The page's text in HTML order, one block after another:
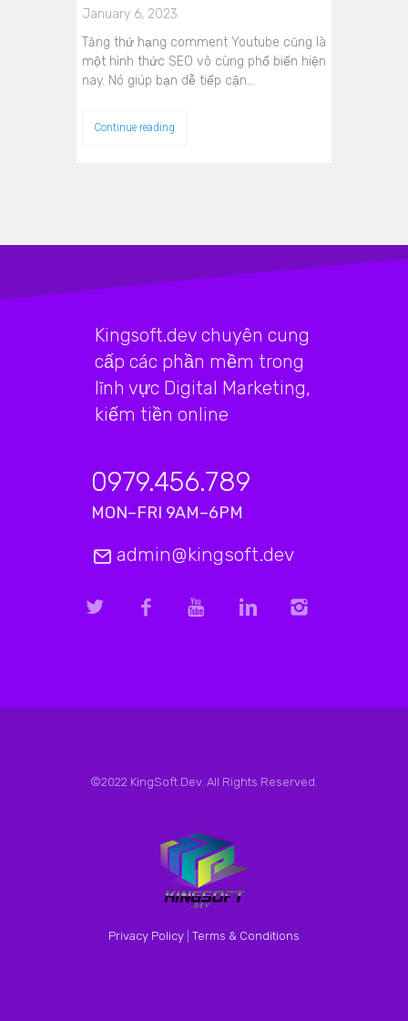
January 6, 2023
Tăng thứ hạng comment Youtube cũng là
một hình thức SEO vô cùng phổ biến hiện
nay. Nó giúp bạn dễ tiếp cận…
Continue reading
Kingsoft.dev chuyên cung
cấp các phần mềm trong
lĩnh vực Digital Marketing,
kiếm tiền online
0979.456.789
MON–FRI 9AM–6PM
admin@kingsoft.dev
©2022 KingSoft.Dev. All Rights Reserved.
Privacy Policy Terms & Conditions